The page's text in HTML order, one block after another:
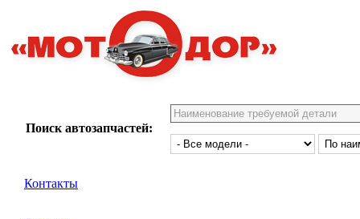
Поиск автозапчастей:
Контакты